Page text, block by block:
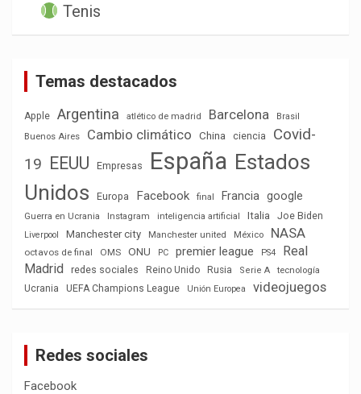
Tenis
Temas destacados
Apple Argentina atlético de madrid Barcelona
Brasil
Buenos Aires
Cambio climático China ciencia
Covid-
19 EEUU Empresas España Estados
Unidos
Europa Facebook final Francia google
Guerra en Ucrania Instagram inteligencia artificial Italia Joe Biden
Liverpool Manchester city Manchester united México NASA
octavos de final OMS ONU PC premier league PS4
Real
Madrid
redes sociales Reino Unido Rusia Serie A
tecnología
Ucrania
UEFA Champions League Unión Europea videojuegos
Redes sociales
Facebook